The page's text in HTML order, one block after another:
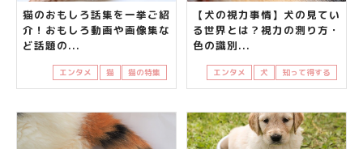
猫のおもしろ話集を一挙ご紹
介！おもしろ動画や画像集な
ど話題の...
エンタメ 猫 猫の特集
【犬の視力事情】犬の見てい
る世界とは？視力の測り方・
色の識別...
エンタメ 犬 知って得する